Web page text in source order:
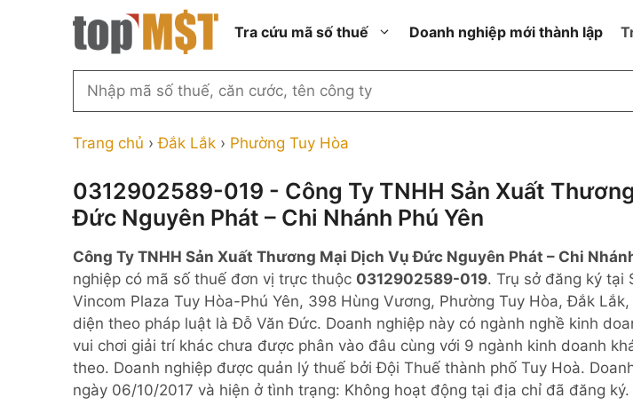
Tra cứu mã số thuế
Thành phố Hồ Chí Minh
Thành phố Hà Nội
Thành phố Đà Nẵng
Thành phố Hải Phòng
Thanh Hóa
Bắc Ninh
Nghệ An
Công ty cổ phần ngoài NN
Công ty hợp doanh
thành viên ngoài NN
Công ty trách nhiệm hữu hạn 2
Công ty trách nhiệm hữu hạn
ngoài NN
Doanh nghiệp 100% vốn đầu tư
nước ngoài
Hộ kinh doanh cá thể
Nhà nước
Ngừng hoạt động
hoàn thành thủ tục
đăng ký
Doanh nghiệp mới thành lập
Tìm
theo
công
ty,
đại
diện
hoặc
mã
số
thuế
...
Trang chủ ›Đắk Lắk › Phường Tuy Hòa
0312902589-019 - Công Ty TNHH Sản Xuất
Đức Nguyên Phát – Chi Nhánh Phú Yên
Công Ty TNHH Sản Xuất Thương Mại Dịch Vụ Đức Nguyên Phát – Chi
nghiệp có mã số thuế đơn vị trực thuộc 0312902589-019. Trụ sở đăng ký tại
Vincom Plaza Tuy Hòa-Phú Yên, 398 Hùng Vương, Phường Tuy Hòa, Đắk
diện theo pháp luật là Đỗ Văn Đức. Doanh nghiệp này có ngành nghề kinh
vui chơi giải trí khác chưa được phân vào đâu cùng với 9 ngành kinh doanh
theo. Doanh nghiệp được quản lý thuế bởi Đội Thuế thành phố Tuy Hoà.
ngày 06/10/2017 và hiện ở tình trạng: Không hoạt động tại địa chỉ đã đăng ký.